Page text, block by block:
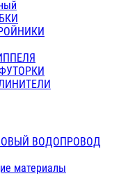
ВОДОПРОВОД
материалы